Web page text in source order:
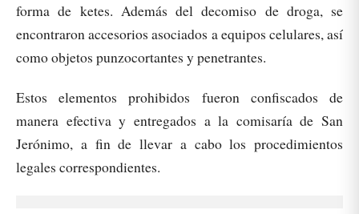
forma de ketes. Además del decomiso de droga, se
encontraron accesorios asociados a equipos celulares, así
como objetos punzocortantes y penetrantes.
Estos elementos prohibidos fueron confiscados de
manera efectiva y entregados a la comisaría de San
Jerónimo, a fin de llevar a cabo los procedimientos
legales correspondientes.